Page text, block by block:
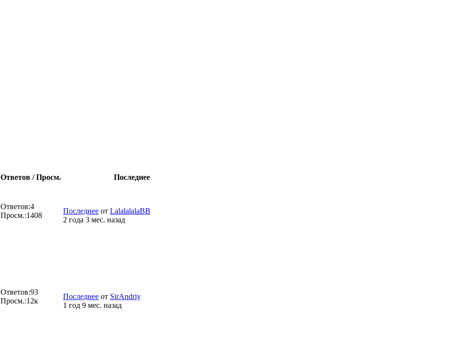
Ответов / Просм.
Последнее
Ответов:4
Просм.:1408
Последнее от LalalalalaBB
2 года 3 мес. назад
Ответов:93
Просм.:12к
Последнее от SirAndriy
1 год 9 мес. назад